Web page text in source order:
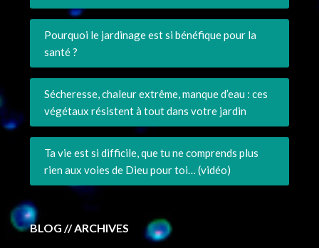
Pourquoi le jardinage est si bénéfique pour la
santé ?
Sécheresse, chaleur extrême, manque d’eau : ces
végétaux résistent à tout dans votre jardin
Ta vie est si difficile, que tu ne comprends plus
rien aux voies de Dieu pour toi… (vidéo)
BLOG // ARCHIVES